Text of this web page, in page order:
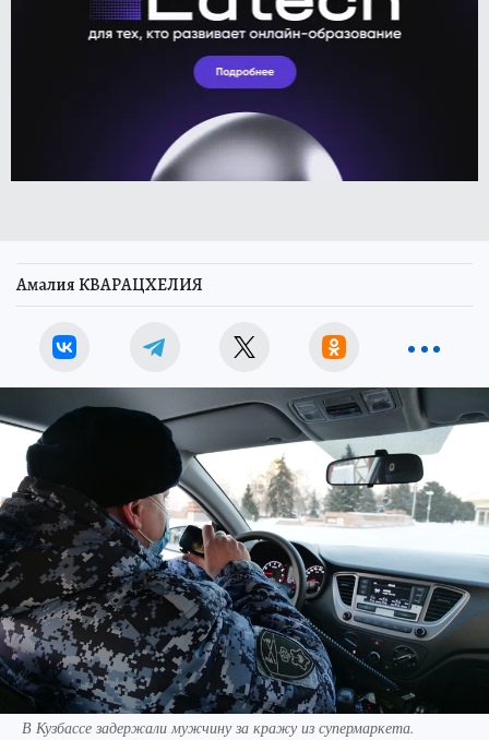
Амалия КВАРАЦХЕЛИЯ
В Кузбассе задержали мужчину за кражу из супермаркета.